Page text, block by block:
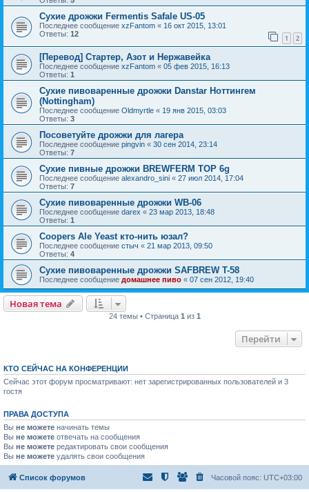
Сухие дрожжи Fermentis Safale US-05
Последнее сообщение xzFantom « 16 окт 2015, 13:01
Ответы: 12 1 2
[Перевод] Стартер, Азот и Нержавейка
Последнее сообщение xzFantom « 05 фев 2015, 16:13
Ответы: 1
Сухие пивоваренные дрожжи Danstar Ноттингем
(Nottingham)
Последнее сообщение Oldmyrtle « 19 янв 2015, 03:03
Ответы: 3
Посоветуйте дрожжи для лагера
Последнее сообщение pingvin « 30 сен 2014, 23:14
Ответы: 7
Сухие пивные дрожжи BREWFERM TOP 6g
Последнее сообщение alexandro_sini « 27 июл 2014, 17:04
Ответы: 7
Сухие пивоваренные дрожжи WB-06
Последнее сообщение darex « 23 мар 2013, 18:48
Ответы: 1
Coopers Ale Yeast кто-нить юзал?
Последнее сообщение стыч « 21 мар 2013, 09:50
Ответы: 4
Сухие пивоваренные дрожжи SAFBREW T-58
Последнее сообщение домашнее пиво « 07 сен 2012, 19:40
Новая тема
24 темы • Страница 1 из 1
Перейти
КТО СЕЙЧАС НА КОНФЕРЕНЦИИ
Сейчас этот форум просматривают: нет зарегистрированных пользователей и 3
гостя
ПРАВА ДОСТУПА
Вы не можете начинать темы
Вы не можете отвечать на сообщения
Вы не можете редактировать свои сообщения
Вы не можете удалять свои сообщения
Список форумов Часовой пояс: UTC+03:00